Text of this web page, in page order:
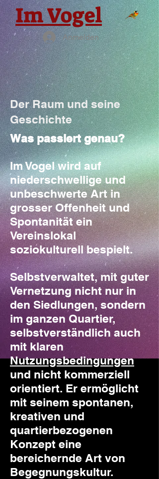
Im Vogel
Anmelden
Der Raum und seine
Geschichte
Was passiert genau?
Im Vogel wird auf
niederschwellige und
unbeschwerte Art in
grosser Offenheit und
Spontanität ein
Vereinslokal
soziokulturell bespielt.
Selbstverwaltet, mit guter
Vernetzung nicht nur in
den Siedlungen, sondern
im ganzen Quartier,
selbstverständlich auch
mit klaren
Nutzungsbedingungen
und nicht kommerziell
orientiert. Er ermöglicht
mit seinem spontanen,
kreativen und
quartierbezogenen
Konzept eine
bereichernde Art von
Begegnungskultur.